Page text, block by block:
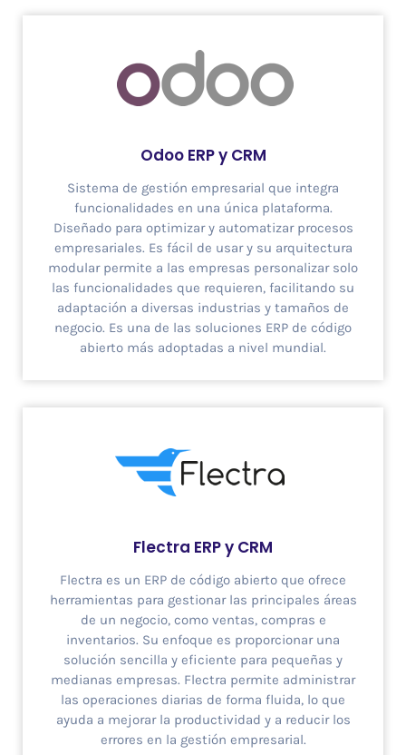
Odoo ERP y CRM
Sistema de gestión empresarial que integra
funcionalidades en una única plataforma.
Diseñado para optimizar y automatizar procesos
empresariales. Es fácil de usar y su arquitectura
modular permite a las empresas personalizar solo
las funcionalidades que requieren, facilitando su
adaptación a diversas industrias y tamaños de
negocio. ​Es una de las soluciones ERP de código
abierto más adoptadas a nivel mundial.
Flectra ERP y CRM
Flectra es un ERP de código abierto que ofrece
herramientas para gestionar las principales áreas
de un negocio, como ventas, compras e
inventarios. Su enfoque es proporcionar una
solución sencilla y eficiente para pequeñas y
medianas empresas. Flectra permite administrar
las operaciones diarias de forma fluida, lo que
ayuda a mejorar la productividad y a reducir los
errores en la gestión empresarial.